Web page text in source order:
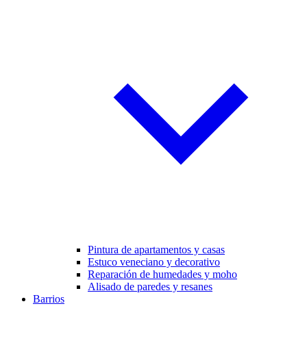
Pintura de apartamentos y casas
Estuco veneciano y decorativo
Reparación de humedades y moho
Alisado de paredes y resanes
Barrios